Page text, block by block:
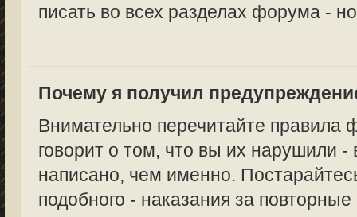
писать во всех разделах форума -
Почему я получил
Внимательно перечитайте
говорит о том, что вы их нарушили -
написано, чем именно.
подобного - наказания за